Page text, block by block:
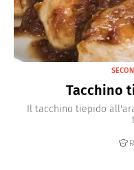
Tacchino
Il tacchino tiepido